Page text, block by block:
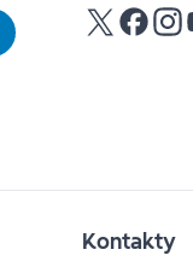
Kontakty